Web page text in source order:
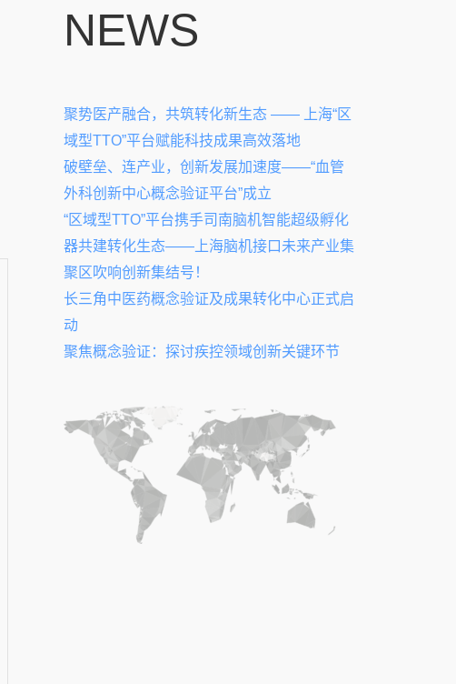
NEWS
聚势医产融合，共筑转化新生态 —— 上海“区
域型TTO”平台赋能科技成果高效落地
破壁垒、连产业，创新发展加速度——“血管
外科创新中心概念验证平台”成立
“区域型TTO”平台携手司南脑机智能超级孵化
器共建转化生态——上海脑机接口未来产业集
聚区吹响创新集结号！
长三角中医药概念验证及成果转化中心正式启
动
聚焦概念验证：探讨疾控领域创新关键环节